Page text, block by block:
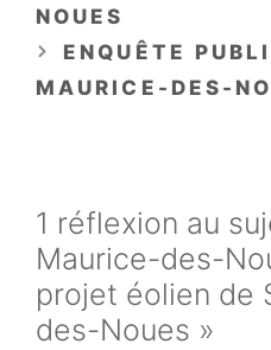
NOUES
ENQUÊTE
MAURICE-DES-
1 réflexion au
Maurice-des-
projet éolien de
des-Noues »